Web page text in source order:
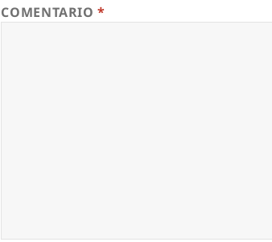
COMENTARIO*